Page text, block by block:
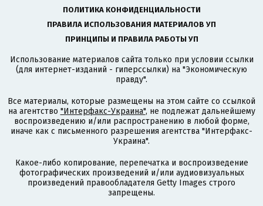
ПОЛИТИКА КОНФИДЕНЦИАЛЬНОСТИ
ПРАВИЛА ИСПОЛЬЗОВАНИЯ МАТЕРИАЛОВ УП
ПРИНЦИПЫ И ПРАВИЛА РАБОТЫ УП
Использование материалов сайта только при условии ссылки
(для интернет-изданий - гиперссылки) на "Экономическую
правду".
Все материалы, которые размещены на этом сайте со ссылкой
на агентство "Интерфакс-Украина", не подлежат дальнейшему
воспроизведению и/или распространению в любой форме,
иначе как с письменного разрешения агентства "Интерфакс-
Украина".
Какое-либо копирование, перепечатка и воспроизведение
фотографических произведений и/или аудиовизуальных
произведений правообладателя Getty Images строго
запрещены.